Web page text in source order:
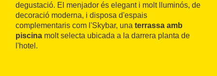
degustació. El menjador és elegant i molt lluminós, de
decoració moderna, i disposa d'espais
complementaris com l'Skybar, una terrassa amb
piscina molt selecta ubicada a la darrera planta de
l'hotel.